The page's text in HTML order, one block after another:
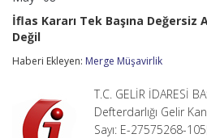
Tek
Alacak
Yeterli
Değil
İflas Kararı Tek Başına Değersiz
Değil
Haberi Ekleyen: Merge Müşavirlik
T.C. GELİR İDARESİ
Defterdarlığı Gelir
Sayı: E-27575268-